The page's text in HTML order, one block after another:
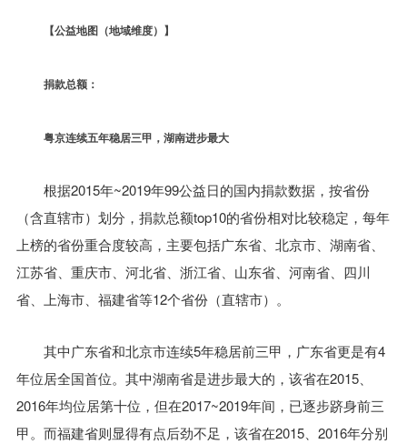
【公益地图（地域维度） 】
捐款总额：
粤京连续五年稳居三甲，湖南进步最大
根据2015年~2019年99公益日的国内捐款数据，按省份
（含直辖市）划分，捐款总额top10的省份相对比较稳定，每年
上榜的省份重合度较高，主要包括广东省、北京市、湖南省、
江苏省、重庆市、河北省、浙江省、山东省、河南省、四川
省、上海市、福建省等12个省份（直辖市）。
其中广东省和北京市连续5年稳居前三甲，广东省更是有4
年位居全国首位。其中湖南省是进步最大的，该省在2015、
2016年均位居第十位，但在2017~2019年间，已逐步跻身前三
甲。而福建省则显得有点后劲不足，该省在2015、2016年分别